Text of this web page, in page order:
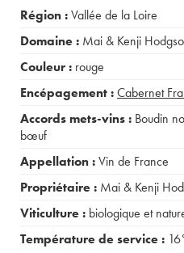
Région :Vallée de la Loire
Domaine : Mai & Kenji
Couleur : rouge
Encépagement :Cabernet
Accords mets-vins : Boudin
bœuf
Appellation :Vin de France
Propriétaire : Mai & Kenji
Viticulture : biologique et
Température de service :